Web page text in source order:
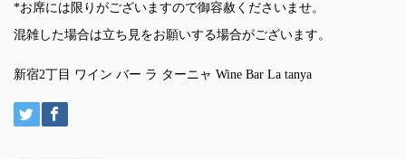
*お席には限りがございますので御容赦くださいませ。
混雑した場合は立ち見をお願いする場合がございます。
新宿2丁目 ワイン バー ラ ターニャ Wine Bar La tanya